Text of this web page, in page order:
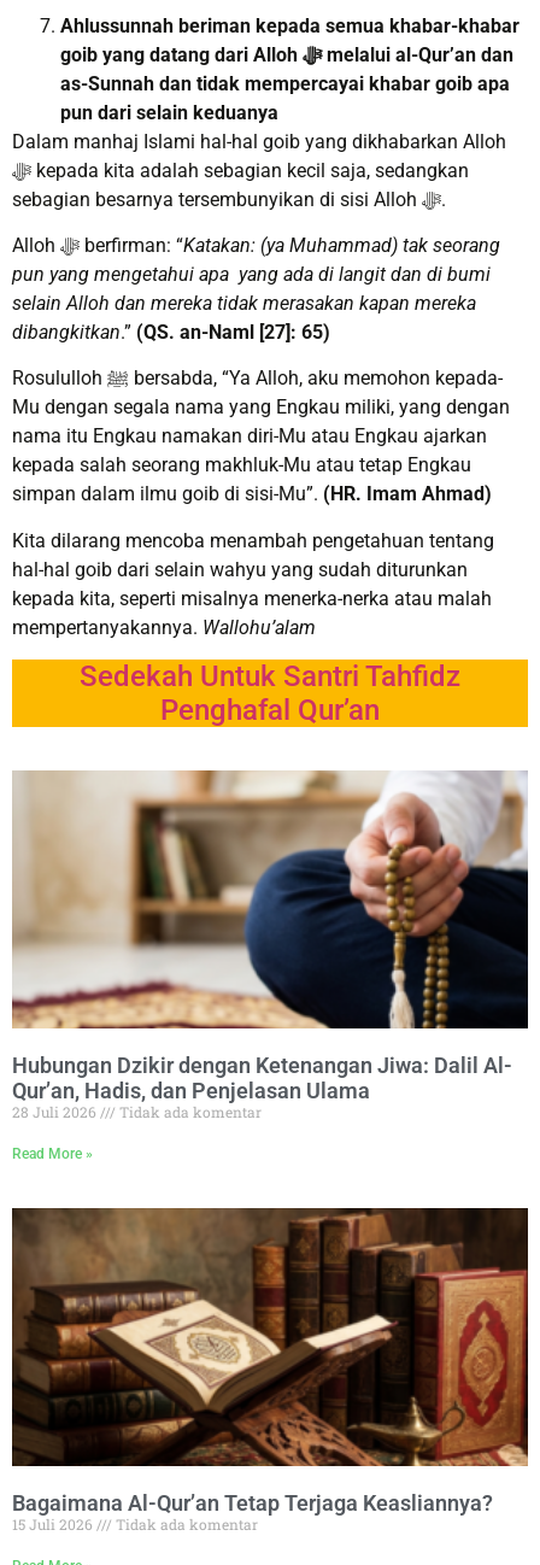
Ahlussunnah beriman kepada semua khabar-khabar
goib yang datang dari Alloh ﷻmelalui al-Qur’an dan
as-Sunnah dan tidak mempercayai khabar goib apa
pun dari selain keduanya
Dalam manhaj Islami hal-hal goib yang dikhabarkan Alloh
ﷻ kepada kita adalah sebagian kecil saja, sedangkan
sebagian besarnya tersembunyikan di sisi Alloh ﷻ.
Alloh ﷻ berfirman: “Katakan: (ya Muhammad) tak seorang
pun yang mengetahui apa yang ada di langit dan di bumi
selain Alloh dan mereka tidak merasakan kapan mereka
dibangkitkan.” (QS. an-Naml [27]: 65)
Rosululloh ﷺ bersabda, “Ya Alloh, aku memohon kepada-
Mu dengan segala nama yang Engkau miliki, yang dengan
nama itu Engkau namakan diri-Mu atau Engkau ajarkan
kepada salah seorang makhluk-Mu atau tetap Engkau
simpan dalam ilmu goib di sisi-Mu”. (HR. Imam Ahmad)
Kita dilarang mencoba menambah pengetahuan tentang
hal-hal goib dari selain wahyu yang sudah diturunkan
kepada kita, seperti misalnya menerka-nerka atau malah
mempertanyakannya. Wallohu’alam
Sedekah Untuk Santri Tahfidz
Penghafal Qur’an
Hubungan Dzikir dengan Ketenangan Jiwa: Dalil Al-
Qur’an, Hadis, dan Penjelasan Ulama
28 Juli 2026 Tidak ada komentar
Read More »
Bagaimana Al-Qur’an Tetap Terjaga Keasliannya?
15 Juli 2026 Tidak ada komentar